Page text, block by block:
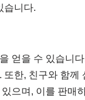
습니다.
얻을 수 있습니
한, 친구와 함
으며, 이를 판매